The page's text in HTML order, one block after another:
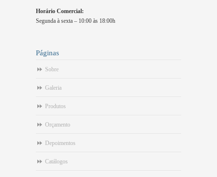
Horário Comercial:
Segunda à sexta – 10:00 às 18:00h
Páginas
Sobre
Galeria
Produtos
Orçamento
Depoimentos
Catálogos